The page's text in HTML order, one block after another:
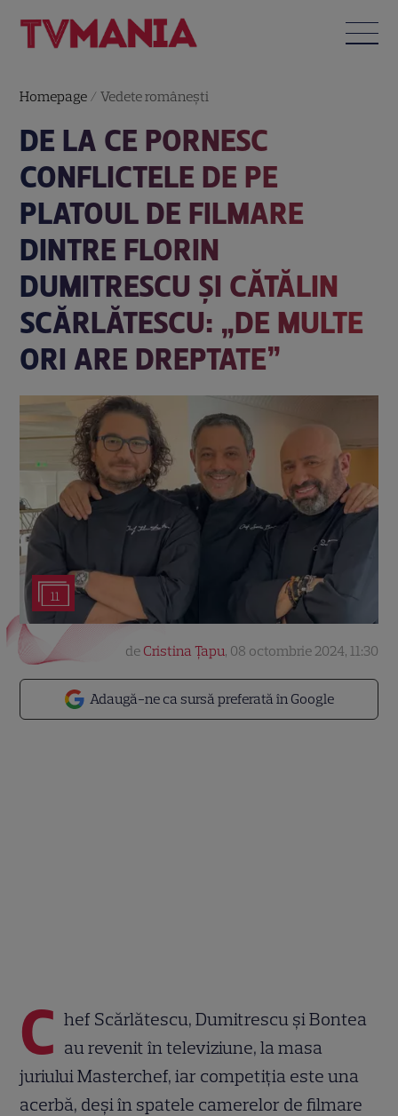
Homepage /Vedete româneşti
DE LA CE PORNESC
CONFLICTELE DE PE
PLATOUL DE FILMARE
DINTRE FLORIN
DUMITRESCU ȘI CĂTĂLIN
SCĂRLĂTESCU: „DE MULTE
ORI ARE DREPTATE”
11
Adaugă-ne ca sursă preferată în Google
de Cristina Țapu, 08 octombrie 2024, 11:30
C hef Scărlătescu, Dumitrescu și Bontea
au revenit în televiziune, la masa
juriului Masterchef, iar competiția este una
acerbă, deși în spatele camerelor de filmare